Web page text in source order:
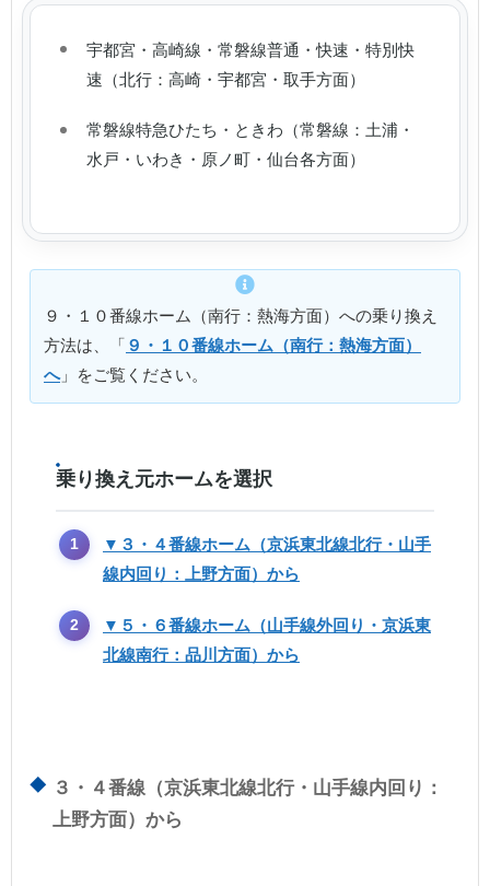
宇都宮・高崎線・常磐線普通・快速・特別快
速（北行：高崎・宇都宮・取手方面）
常磐線特急ひたち・ときわ（常磐線：土浦・
水戸・いわき・原ノ町・仙台各方面）
９・１０番線ホーム（南行：熱海方面）への乗り換え
方法は、「 ９・１０番線ホーム（南行：熱海方面）
へ」をご覧ください。
乗り換え元ホームを選択
▼３・４番線ホーム（京浜東北線北行・山手
線内回り：上野方面）から
▼５・６番線ホーム（山手線外回り・京浜東
北線南行：品川方面）から
３・４番線（京浜東北線北行・山手線内回り：
上野方面）から